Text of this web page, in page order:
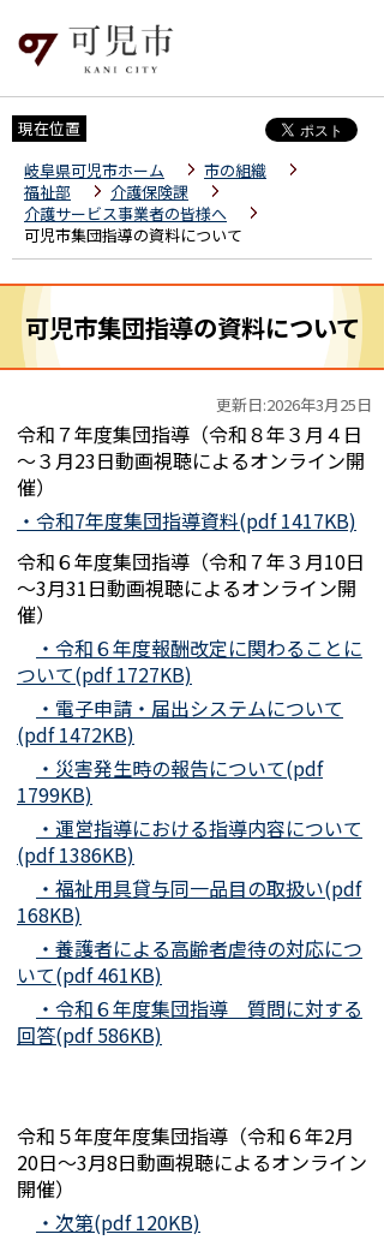
現在位置
岐阜県可児市ホーム
市の組織
福祉部
介護保険課
介護サービス事業者の皆様へ
可児市集団指導の資料について
可児市集団指導の資料について
更新日:2026年3月25日
令和７年度集団指導（令和８年３月４日
～３月23日動画視聴によるオンライン開
催）
・令和7年度集団指導資料(pdf 1417KB)
令和６年度集団指導（令和７年３月10日
～3月31日動画視聴によるオンライン開
催）
・令和６年度報酬改定に関わることに
ついて(pdf 1727KB)
・電子申請・届出システムについて
(pdf 1472KB)
・災害発生時の報告について(pdf
1799KB)
・運営指導における指導内容について
(pdf 1386KB)
・福祉用具貸与同一品目の取扱い(pdf
168KB)
・養護者による高齢者虐待の対応につ
いて(pdf 461KB)
・令和６年度集団指導 質問に対する
回答(pdf 586KB)
令和５年度年度集団指導（令和６年2月
20日～3月8日動画視聴によるオンライン
開催）
・次第(pdf 120KB)